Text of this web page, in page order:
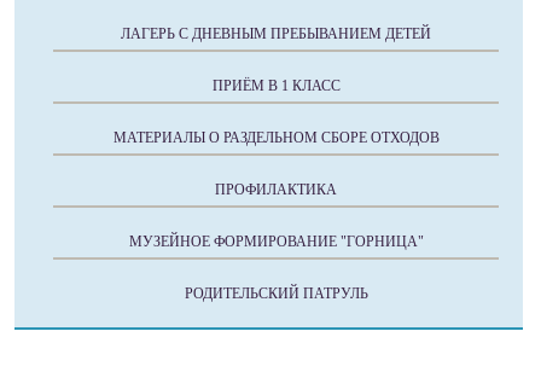
ЛАГЕРЬ С ДНЕВНЫМ ПРЕБЫВАНИЕМ ДЕТЕЙ
ПРИЁМ В 1 КЛАСС
МАТЕРИАЛЫ О РАЗДЕЛЬНОМ СБОРЕ ОТХОДОВ
ПРОФИЛАКТИКА
МУЗЕЙНОЕ ФОРМИРОВАНИЕ "ГОРНИЦА"
РОДИТЕЛЬСКИЙ ПАТРУЛЬ